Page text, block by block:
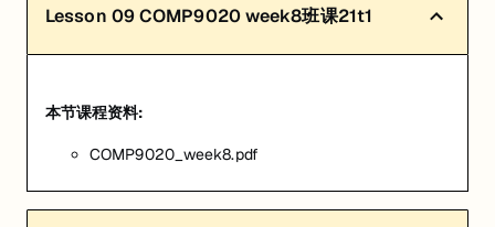
Lesson 09COMP9020 week8班课21t1
本节课程资料:
COMP9020_week8.pdf